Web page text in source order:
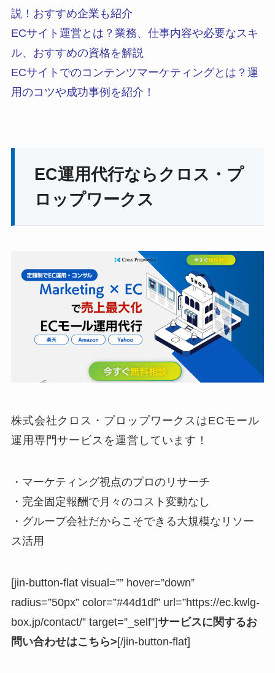
説！おすすめ企業も紹介
ECサイト運営とは？業務、仕事内容や必要なスキ
ル、おすすめの資格を解説
ECサイトでのコンテンツマーケティングとは？運
用のコツや成功事例を紹介！
EC運用代行ならクロス・プ
ロップワークス
株式会社クロス・プロップワークスはECモール
運用専門サービスを運営しています！
・マーケティング視点のプロのリサーチ
・完全固定報酬で月々のコスト変動なし
・グループ会社だからこそできる大規模なリソー
ス活用
[jin-button-flat visual=”” hover=”down”
radius=”50px” color=”#44d1df” url=”https://ec.kwlg-
box.jp/contact/” target=”_self”]サービスに関するお
問い合わせはこちら>[/jin-button-flat]